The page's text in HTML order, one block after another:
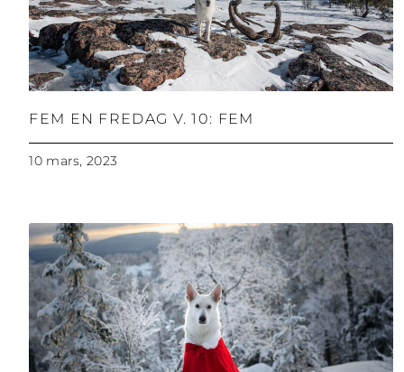
FEM EN FREDAG V. 10: FEM
10 mars, 2023